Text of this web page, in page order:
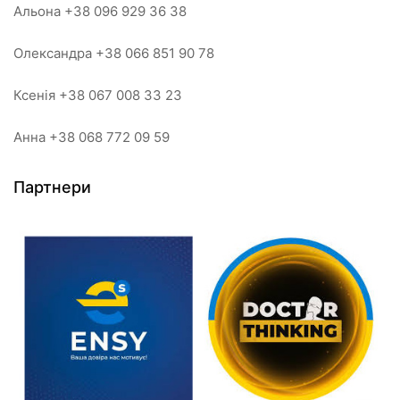
Альона +38 096 929 36 38
Олександра +38 066 851 90 78
Ксенія +38 067 008 33 23
Анна +38 068 772 09 59
Партнери